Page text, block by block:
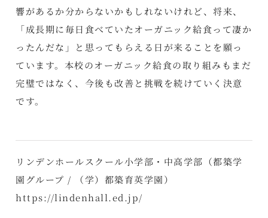
響があるか分からないかもしれないけれど、将来、
「成長期に毎日食べていたオーガニック給食って凄か
ったんだな」と思ってもらえる日が来ることを願っ
ています。本校のオーガニック給食の取り組みもまだ
完璧ではなく、今後も改善と挑戦を続けていく決意
です。
リンデンホールスクール小学部・中高学部（都築学
園グループ / （学）都築育英学園）
https://lindenhall.ed.jp/